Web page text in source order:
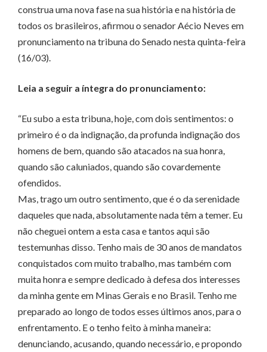
construa uma nova fase na sua história e na história de
todos os brasileiros, afirmou o senador Aécio Neves em
pronunciamento na tribuna do Senado nesta quinta-feira
(16/03).
Leia a seguir a íntegra do pronunciamento:
“Eu subo a esta tribuna, hoje, com dois sentimentos: o
primeiro é o da indignação, da profunda indignação dos
homens de bem, quando são atacados na sua honra,
quando são caluniados, quando são covardemente
ofendidos.
Mas, trago um outro sentimento, que é o da serenidade
daqueles que nada, absolutamente nada têm a temer. Eu
não cheguei ontem a esta casa e tantos aqui são
testemunhas disso. Tenho mais de 30 anos de mandatos
conquistados com muito trabalho, mas também com
muita honra e sempre dedicado à defesa dos interesses
da minha gente em Minas Gerais e no Brasil. Tenho me
preparado ao longo de todos esses últimos anos, para o
enfrentamento. E o tenho feito à minha maneira:
denunciando, acusando, quando necessário, e propondo